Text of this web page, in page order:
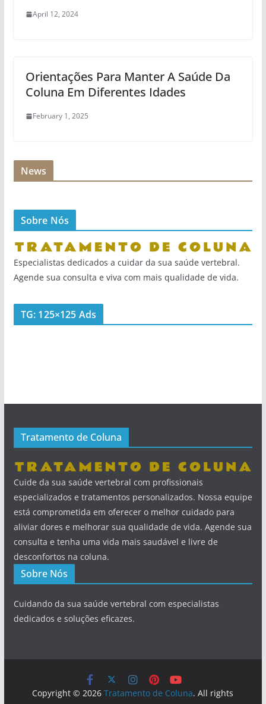
April 12, 2024
Orientações Para Manter A Saúde Da
Coluna Em Diferentes Idades
February 1, 2025
News
Sobre Nós
Especialistas dedicados a cuidar da sua saúde vertebral.
Agende sua consulta e viva com mais qualidade de vida.
TG: 125×125 Ads
Tratamento de Coluna
Cuide da sua saúde vertebral com profissionais
especializados e tratamentos personalizados. Nossa equipe
está comprometida em oferecer o melhor cuidado para
aliviar dores e melhorar sua qualidade de vida. Agende sua
consulta e tenha uma vida mais saudável e livre de
desconfortos na coluna.
Sobre Nós
Cuidando da sua saúde vertebral com especialistas
dedicados e soluções eficazes.
Copyright © 2026Tratamento de Coluna. All rights